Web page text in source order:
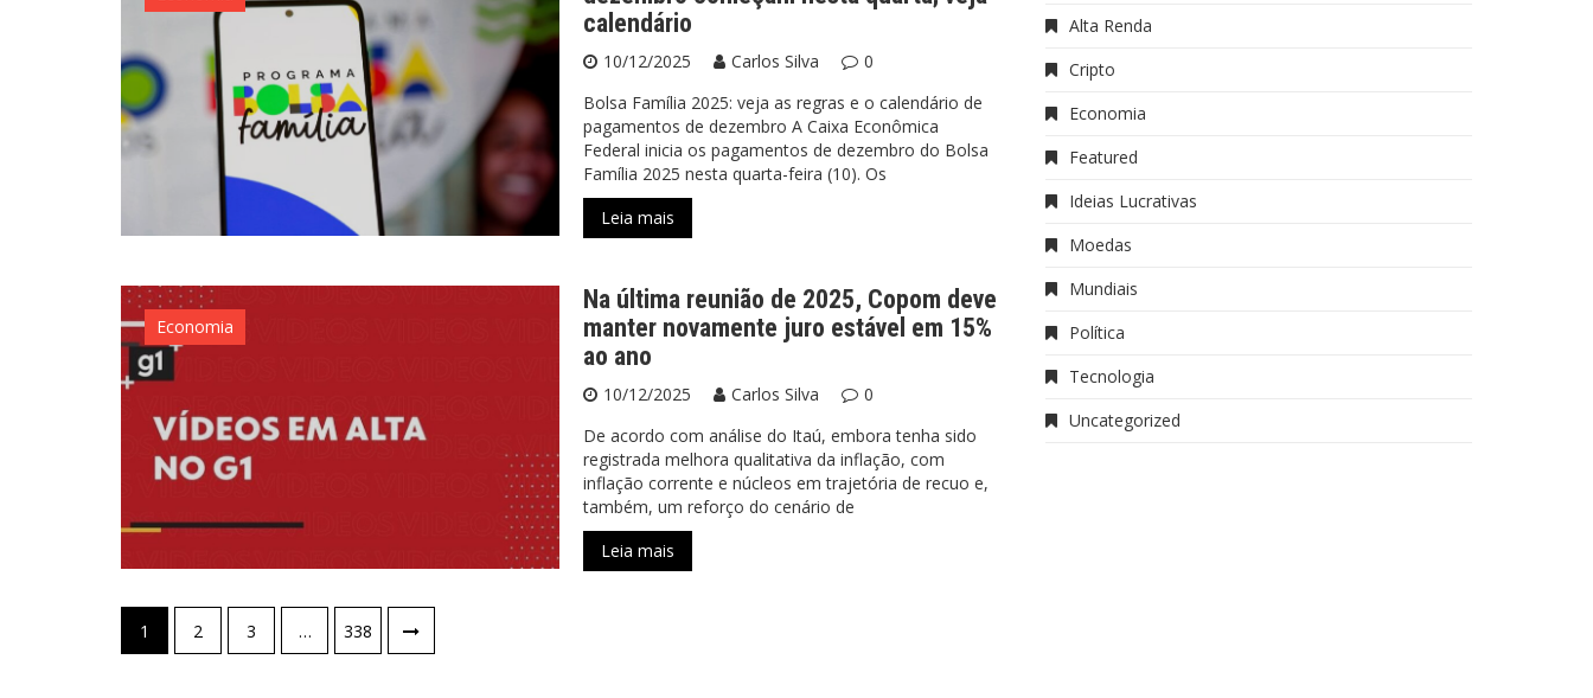
calendário
10/12/2025 Carlos Silva
0
Bolsa Família 2025: veja as regras e o calendário de
pagamentos de dezembro A Caixa Econômica
Federal inicia os pagamentos de dezembro do Bolsa
Família 2025 nesta quarta-feira (10). Os
Leia mais
Economia
Na última reunião de 2025, Copom deve
manter novamente juro estável em 15%
ao ano
10/12/2025 Carlos Silva
0
De acordo com análise do Itaú, embora tenha sido
registrada melhora qualitativa da inflação, com
inflação corrente e núcleos em trajetória de recuo e,
também, um reforço do cenário de
Leia mais
Paginação
de
1 2 3 … 338
Alta Renda
Cripto
Economia
Featured
Ideias Lucrativas
Moedas
Mundiais
Política
Tecnologia
Uncategorized